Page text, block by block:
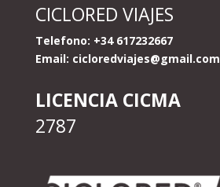
CICLORED VIAJES
Telefono: +34 617232667
Email: cicloredviajes@gmail.com
LICENCIA CICMA
2787